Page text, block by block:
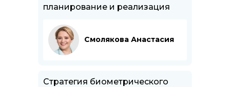
планирование и реализация
Смолякова Анастасия
Стратегия биометрического